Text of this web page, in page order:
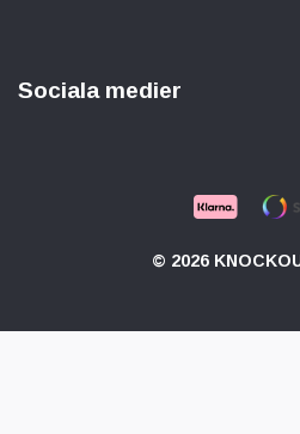
Sociala medier
© 2026